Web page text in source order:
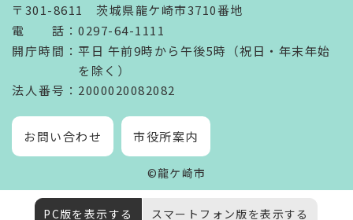
〒301-8611 茨城県龍ケ崎市3710番地
電話 ： 0297-64-1111
開庁時間 ： 平日 午前9時から午後5時（祝日・年末年始
を除く）
法人番号 ：2000020082082
お問い合わせ 市役所案内
©龍ケ崎市
PC版を表示する スマートフォン版を表示する